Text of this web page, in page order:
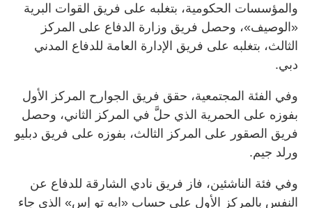
والمؤسسات الحكومية، بتغلبه على فريق القوات البرية
«الوصيف»، وحصل فريق وزارة الدفاع على المركز
الثالث، بتغلبه على فريق الإدارة العامة للدفاع المدني
دبي.
وفي الفئة المجتمعية، حقق فريق الجوارح المركز الأول
بفوزه على الحمرية الذي حلَّ في المركز الثاني، وحصل
فريق الصقور على المركز الثالث، بفوزه على فريق دبليو
ورلد جيم.
وفي فئة الناشئين، فاز فريق نادي الشارقة للدفاع عن
النفس بالمركز الأول على حساب «ايه تو إس» الذي جاء